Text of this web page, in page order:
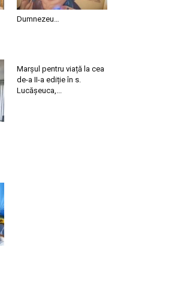
Dumnezeu…
Marșul pentru viață la cea
de-a II-a ediție în s.
Lucășeuca,...